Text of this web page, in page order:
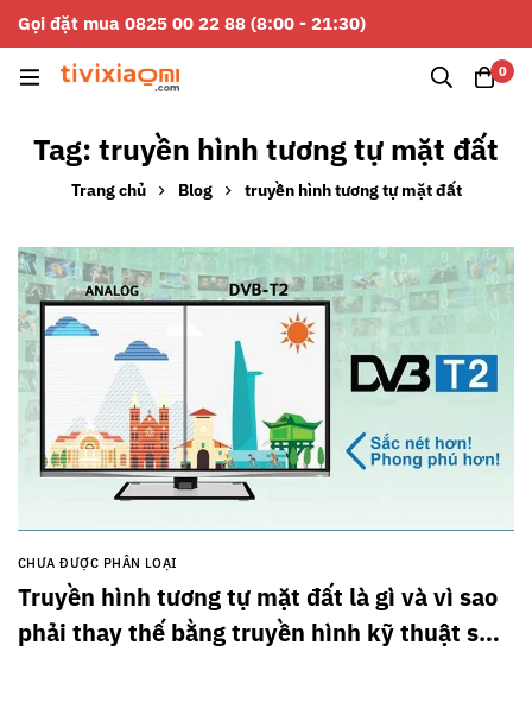
Gọi đặt mua 0825 00 22 88 (8:00 - 21:30)
0
Tag: truyền hình tương tự mặt đất
Trang chủ Blog truyền hình tương tự mặt đất
CHƯA ĐƯỢC PHÂN LOẠI
Truyền hình tương tự mặt đất là gì và vì sao
phải thay thế bằng truyền hình kỹ thuật số